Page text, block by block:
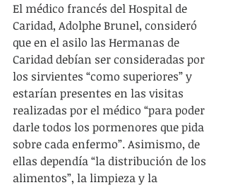
El médico francés del Hospital de
Caridad, Adolphe Brunel, consideró
que en el asilo las Hermanas de
Caridad debían ser consideradas por
los sirvientes “como superiores” y
estarían presentes en las visitas
realizadas por el médico “para poder
darle todos los pormenores que pida
sobre cada enfermo”. Asimismo, de
ellas dependía “la distribución de los
alimentos”, la limpieza y la